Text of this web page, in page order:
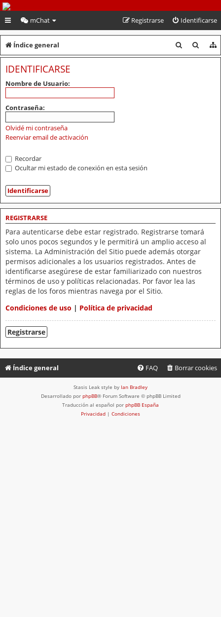
PeruVoley.com
mChat Identificarse
Registrarse
Índice general
u
u
IDENTIFICARSE
Nombre de Usuario:
Contraseña:
Olvidé mi contraseña
Reenviar email de activación
Recordar
Ocultar mi estado de conexión en esta sesión
REGISTRARSE
Para autenticarse debe estar registrado. Registrarse tomará
solo unos pocos segundos y le permitirá un amplio acceso al
sistema. La Administración del Sitio puede además otorgar
permisos adicionales a los usuarios registrados. Antes de
identificarse asegúrese de estar familiarizado con nuestros
términos de uso y políticas relacionadas. Por favor lea las
reglas de los foros mientras navega por el Sitio.
Condiciones de uso | Política de privacidad
Registrarse
Índice general Borrar cookies
FAQ
Stasis Leak style by Ian Bradley
Desarrollado por phpBB® Forum Software © phpBB Limited
Traducción al español por phpBB España
Privacidad | Condiciones